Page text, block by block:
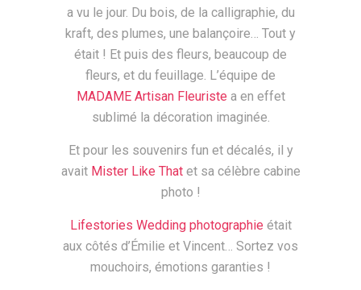
a vu le jour. Du bois, de la calligraphie, du
kraft, des plumes, une balançoire… Tout y
était ! Et puis des fleurs, beaucoup de
fleurs, et du feuillage. L’équipe de
MADAME Artisan Fleuriste a en effet
sublimé la décoration imaginée.
Et pour les souvenirs fun et décalés, il y
avait Mister Like Thatet sa célèbre cabine
photo !
Lifestories Wedding photographie était
aux côtés d’Émilie et Vincent… Sortez vos
mouchoirs, émotions garanties !